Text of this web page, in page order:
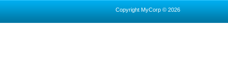
Copyright MyCorp © 2026